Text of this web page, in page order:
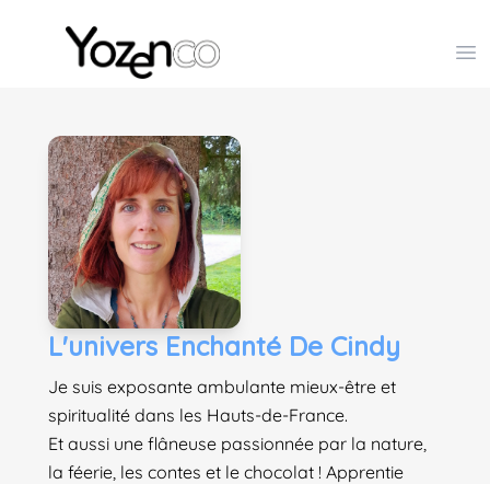
Yozenco - Organisateur de Salons, Evénements et
L'univers Enchanté De Cindy
Je suis exposante ambulante mieux-être et
spiritualité dans les Hauts-de-France.
Et aussi une flâneuse passionnée par la nature,
la féerie, les contes et le chocolat ! Apprentie